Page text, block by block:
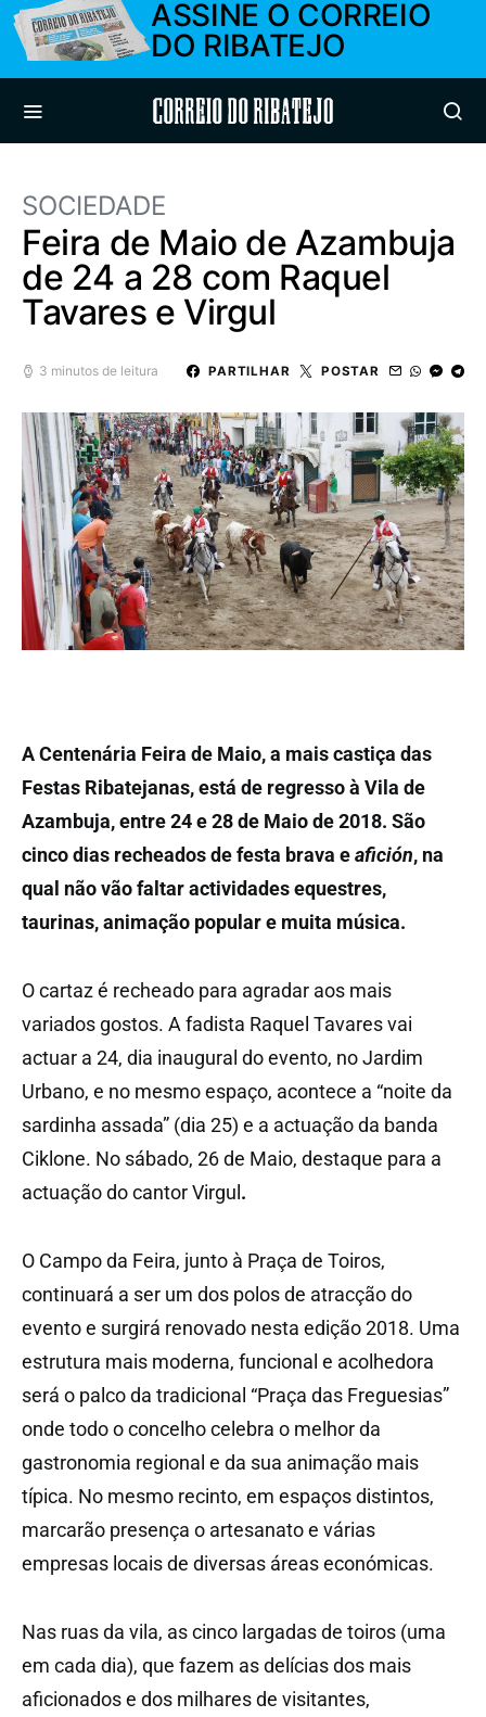
ASSINE O CORREIO
DO RIBATEJO
Correio do Ribatejo
SOCIEDADE
Feira de Maio de Azambuja
de 24 a 28 com Raquel
Tavares e Virgul
3 minutos de leitura PARTILHAR POSTAR
A Centenária Feira de Maio, a mais castiça das
Festas Ribatejanas, está de regresso à Vila de
Azambuja, entre 24 e 28 de Maio de 2018. São
cinco dias recheados de festa brava eafición, na
qual não vão faltar actividades equestres,
taurinas, animação popular e muita música.
O cartaz é recheado para agradar aos mais
variados gostos. A fadista Raquel Tavares vai
actuar a 24, dia inaugural do evento, no Jardim
Urbano, e no mesmo espaço, acontece a “noite da
sardinha assada” (dia 25) e a actuação da banda
Ciklone. No sábado, 26 de Maio, destaque para a
actuação do cantor Virgul .
O Campo da Feira, junto à Praça de Toiros,
continuará a ser um dos polos de atracção do
evento e surgirá renovado nesta edição 2018. Uma
estrutura mais moderna, funcional e acolhedora
será o palco da tradicional “Praça das Freguesias”
onde todo o concelho celebra o melhor da
gastronomia regional e da sua animação mais
típica. No mesmo recinto, em espaços distintos,
marcarão presença o artesanato e várias
empresas locais de diversas áreas económicas.
Nas ruas da vila, as cinco largadas de toiros (uma
em cada dia), que fazem as delícias dos mais
aficionados e dos milhares de visitantes,